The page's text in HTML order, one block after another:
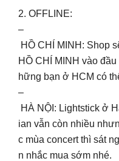
2. OFFLINE:
–
HỒ CHÍ MINH: Shop
HỒ CHÍ MINH vào
hững bạn ở HCM có
–
HÀ NỘI: Lightstick ở
ian vẫn còn nhiều
c mùa concert thì sát
n nhắc mua sớm nhé.